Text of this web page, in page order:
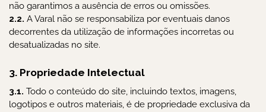
não garantimos a ausência de erros ou omissões.
2.2. A Varal não se responsabiliza por eventuais danos
decorrentes da utilização de informações incorretas ou
desatualizadas no site.
3. Propriedade Intelectual
3.1. Todo o conteúdo do site, incluindo textos, imagens,
logotipos e outros materiais, é de propriedade exclusiva da